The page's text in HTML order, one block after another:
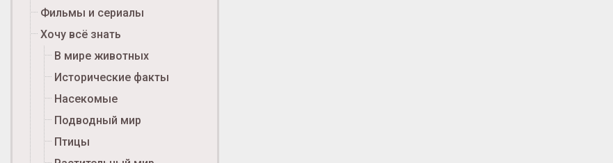
Фильмы и сериалы
Хочу всё знать
В мире животных
Исторические факты
Насекомые
Подводный мир
Птицы